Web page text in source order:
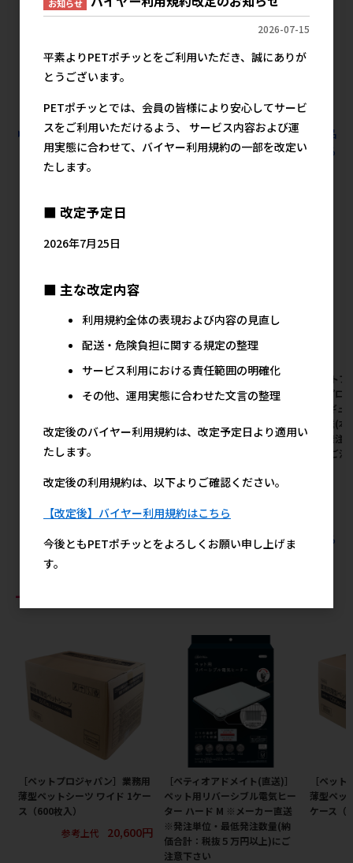
メーカー希望小売価格 メーカー希望小売価格
500円
すべての犬猫用品 お手入れ用品 ウエットティッシュの人気商品
を見る
[ペットプロジャパン(直送)]ペ
ットプロ ブルーの紙砂 6L ※
注単位･最低発注数量(混載10
ケース以上)にご注意下さい
【8月特価】
メーカー希望小売価格
1,100円
[ペットプロジャパン(直送)]ペ
ットプロ においを吸収する猫
(混載10ケース以上)にご注意
1,020円
[ペット
ットプロ
ツ レギ
ー直送(
最低発注
上)にご
すべてのペットプロジャパン(直送)の人気商品を見る
［ペットプロジャパン］業務用
薄型ペットシーツ ワイド 1ケー
ス（600枚入）
参考上代
20,600円
［ペティオアドメイト(直送)］
ペット用リバーシブル電気ヒー
ター ハード M ※メーカー直送
※発注単位・最低発注数量(納
価合計：税抜５万円以上)にご
注意下さい
［ペッ
薄型ペッ
ケース（
お知らせ
2026-07-15
平素よりPETポチッとをご利用いただき、誠にありが
とうございます。
PETポチッとでは、会員の皆様により安心してサービ
スをご利用いただけるよう、 サービス内容および運
用実態に合わせて、バイヤー利用規約の一部を改定い
たします。
■ 改定予定日
2026年7月25日
■ 主な改定内容
利用規約全体の表現および内容の見直し
配送・危険負担に関する規定の整理
サービス利用における責任範囲の明確化
その他、運用実態に合わせた文言の整理
改定後のバイヤー利用規約は、改定予定日より適用い
たします。
改定後の利用規約は、以下よりご確認ください。
【改定後】バイヤー利用規約はこちら
今後ともPETポチッとをよろしくお願い申し上げま
す。